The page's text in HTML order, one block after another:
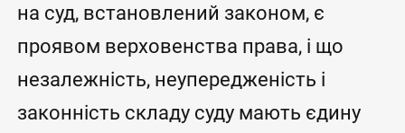
на суд, встановлений законом, є
проявом верховенства права, і що
незалежність, неупередженість і
законність складу суду мають єдину